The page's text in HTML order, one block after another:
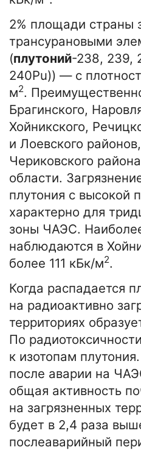
2% площади страны
трансурановыми
(плутоний-238, 239,
240Pu)) — с
м2.
Брагинского,
Хойникского,
и Лоевского
Чериковского
области.
плутония с высокой
характерно для
зоны ЧАЭС.
наблюдаются в
более 111 кБк/м2.
Когда распадается
на радиоактивно
территориях
По
к изотопам
после аварии на
общая активность
на загрязненных
будет в 2,4 раза
послеаварийный